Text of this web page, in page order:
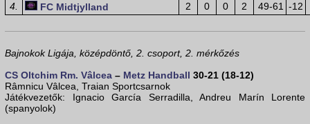
4.
FC Midtjylland 2 0 0 2 49-61 -12
Bajnokok Ligája, középdöntő, 2. csoport, 2. mérkőzés
CS Oltchim Rm. Vâlcea – Metz Handball 30-21 (18-12)
Râmnicu Vâlcea, Traian Sportcsarnok
Játékvezetők: Ignacio García Serradilla, Andreu Marín Lorente
(spanyolok)